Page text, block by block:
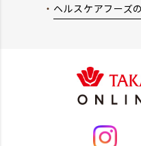
ヘルスケアフーズ